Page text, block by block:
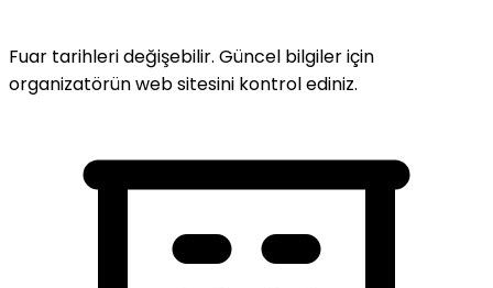
Fuar tarihleri değişebilir. Güncel bilgiler için
organizatörün web sitesini kontrol ediniz.